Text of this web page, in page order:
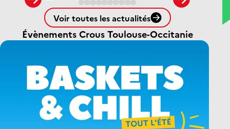
Voir toutes les actualités
Évènements Crous Toulouse-Occitanie